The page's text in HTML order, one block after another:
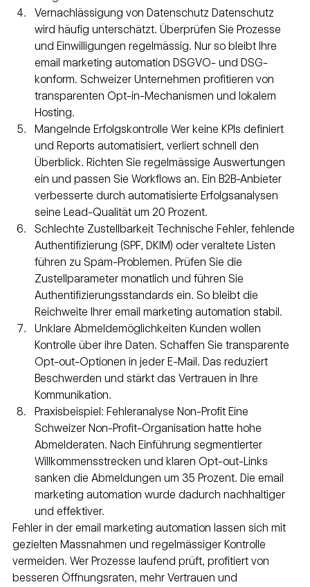
Vernachlässigung von Datenschutz Datenschutz
wird häufig unterschätzt. Überprüfen Sie Prozesse
und Einwilligungen regelmässig. Nur so bleibt Ihre
email marketing automation DSGVO- und DSG-
konform. Schweizer Unternehmen profitieren von
transparenten Opt-in-Mechanismen und lokalem
Hosting.
Mangelnde Erfolgskontrolle Wer keine KPIs definiert
und Reports automatisiert, verliert schnell den
Überblick. Richten Sie regelmässige Auswertungen
ein und passen Sie Workflows an. Ein B2B-Anbieter
verbesserte durch automatisierte Erfolgsanalysen
seine Lead-Qualität um 20 Prozent.
Schlechte Zustellbarkeit Technische Fehler, fehlende
Authentifizierung (SPF, DKIM) oder veraltete Listen
führen zu Spam-Problemen. Prüfen Sie die
Zustellparameter monatlich und führen Sie
Authentifizierungsstandards ein. So bleibt die
Reichweite Ihrer email marketing automation stabil.
Unklare Abmeldemöglichkeiten Kunden wollen
Kontrolle über ihre Daten. Schaffen Sie transparente
Opt-out-Optionen in jeder E-Mail. Das reduziert
Beschwerden und stärkt das Vertrauen in Ihre
Kommunikation.
Praxisbeispiel: Fehleranalyse Non-Profit Eine
Schweizer Non-Profit-Organisation hatte hohe
Abmelderaten. Nach Einführung segmentierter
Willkommensstrecken und klaren Opt-out-Links
sanken die Abmeldungen um 35 Prozent. Die email
marketing automation wurde dadurch nachhaltiger
und effektiver.
Fehler in der email marketing automation lassen sich mit
gezielten Massnahmen und regelmässiger Kontrolle
vermeiden. Wer Prozesse laufend prüft, profitiert von
besseren Öffnungsraten, mehr Vertrauen und